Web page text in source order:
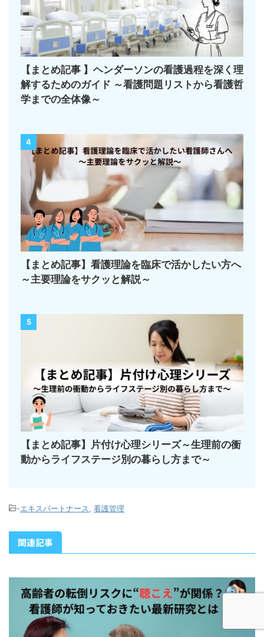
【まとめ記事 】ヘンダーソンの看護過程を深く理
解するためのガイド ～看護問題リストから看護哲
学までの全体像～
4
【まとめ記事】看護理論を臨床で活かしたい方へ
～主要理論をサクッと解説～
5
【まとめ記事】片付け心理シリーズ～生理前の衝
動からライフステージ別の暮らし方まで～
-エキスパートナース 看護管理
関連記事